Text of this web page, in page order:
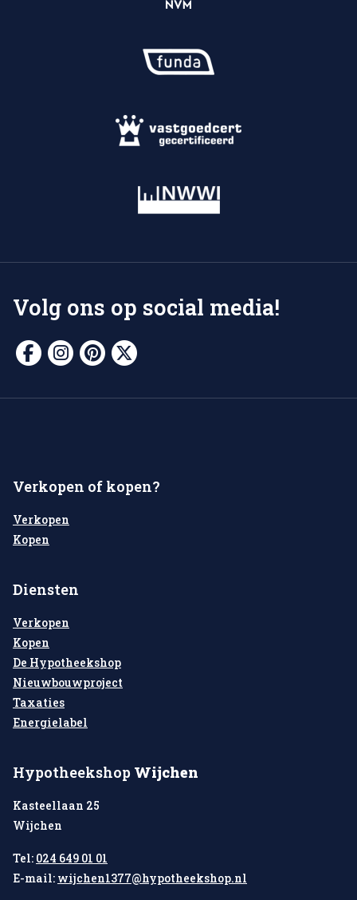
Volg ons op social media!
Verkopen of kopen?
Verkopen
Kopen
Diensten
Verkopen
Kopen
De Hypotheekshop
Nieuwbouwproject
Taxaties
Energielabel
Hypotheekshop Wijchen
Kasteellaan 25
Wijchen
Tel: 024 649 01 01
E-mail: wijchen1377@hypotheekshop.nl